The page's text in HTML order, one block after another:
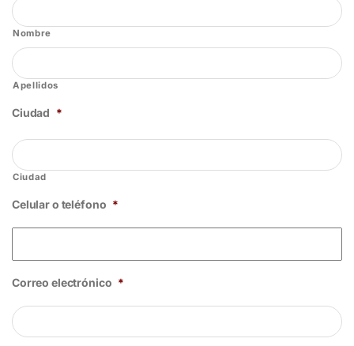
Nombre
Apellidos
Ciudad *
Ciudad
Celular o teléfono *
Correo electrónico *